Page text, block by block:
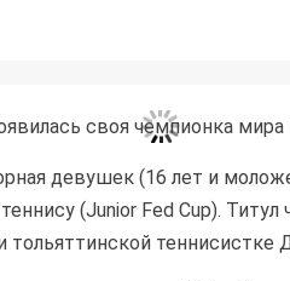
девушек (16 лет и
(Junior Fed Cup).
тольяттинской теннисистке